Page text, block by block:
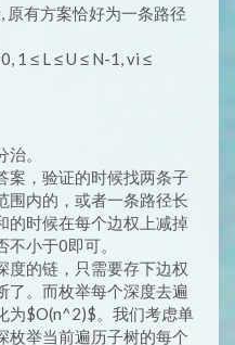
原有方案恰好为一条路径
1 ≤ L ≤ U ≤ N-1, vi ≤
。
案，验证的时候找两条子
围内的，或者一条路径长
的时候在每个边权上减掉
小于0即可。
度的链，只需要存下边权
了。而枚举每个深度去遍
为$O(n^2)$。我们考虑单
枚举当前遍历子树的每个